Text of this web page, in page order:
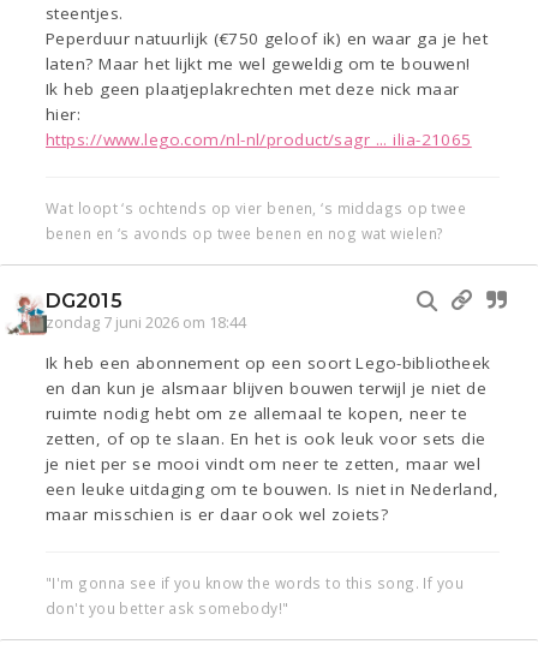
steentjes.
Peperduur natuurlijk (€750 geloof ik) en waar ga je het
laten? Maar het lijkt me wel geweldig om te bouwen!
Ik heb geen plaatjeplakrechten met deze nick maar
hier:
https://www.lego.com/nl-nl/product/sagr ... ilia-21065
Wat loopt ‘s ochtends op vier benen, ‘s middags op twee
benen en ‘s avonds op twee benen en nog wat wielen?
DG2015
zondag 7 juni 2026 om 18:44
Ik heb een abonnement op een soort Lego-bibliotheek
en dan kun je alsmaar blijven bouwen terwijl je niet de
ruimte nodig hebt om ze allemaal te kopen, neer te
zetten, of op te slaan. En het is ook leuk voor sets die
je niet per se mooi vindt om neer te zetten, maar wel
een leuke uitdaging om te bouwen. Is niet in Nederland,
maar misschien is er daar ook wel zoiets?
"I'm gonna see if you know the words to this song. If you
don't you better ask somebody!"